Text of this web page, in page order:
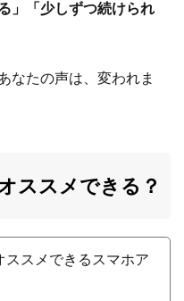
」「少しずつ続けられ
なたの声は、変われま
ススメできる？
ススメできるスマホア